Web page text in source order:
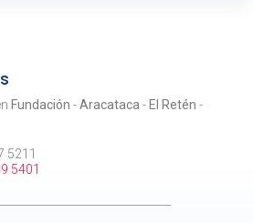
Fundación -Aracataca - El Retén -
5211
5401